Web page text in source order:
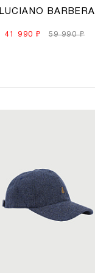
LUCIANO BARBERA
41 990 ₽ 59 990 ₽